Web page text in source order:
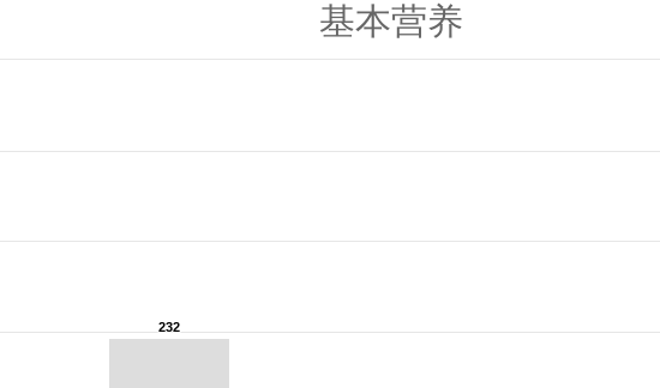
基本营养
232
232